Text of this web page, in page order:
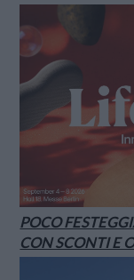
POCO
CON SCONTI E